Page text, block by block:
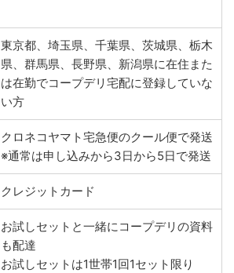
東京都、埼玉県、千葉県、茨城県、栃木
県、群馬県、長野県、新潟県に在住また
は在勤でコープデリ宅配に登録していな
い方
クロネコヤマト宅急便のクール便で発送
※通常は申し込みから3日から5日で発送
クレジットカード
お試しセットと一緒にコープデリの資料
も配達
お試しセットは1世帯1回1セット限り